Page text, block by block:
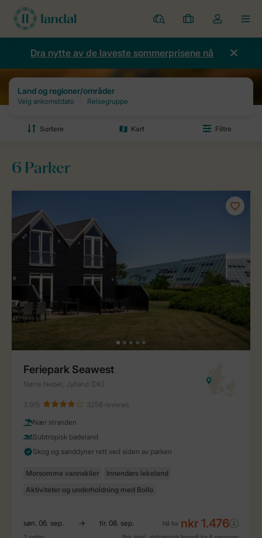
Parker
Mine
bestillinger
Toggle
the
my
dropdown
Dra nytte av de laveste sommerprisene nå